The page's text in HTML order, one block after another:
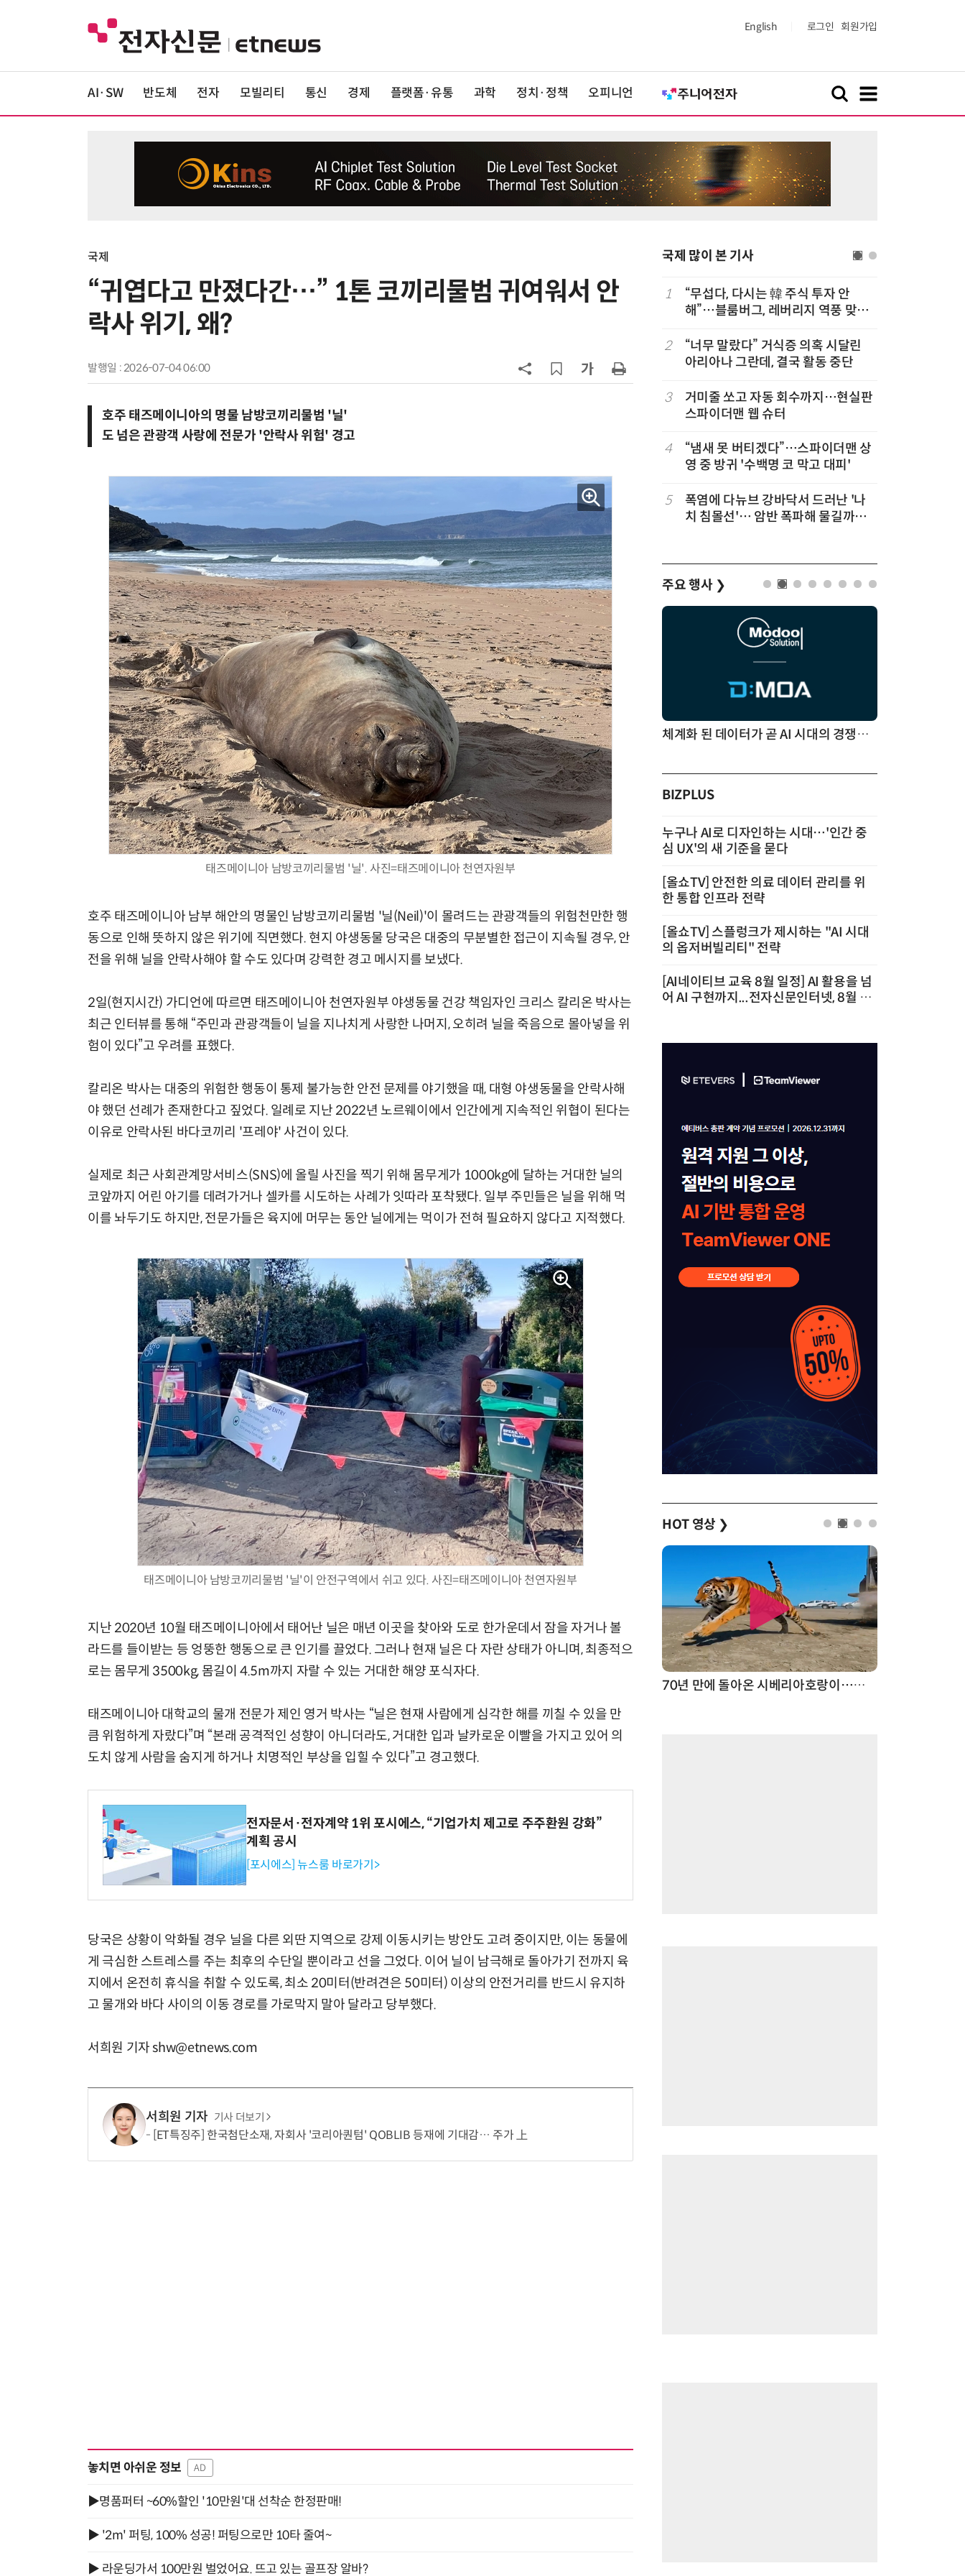
English 로그인 회원가입
AI·SW 반도체 전자 모빌리티 통신 경제 플랫폼·유통 과학 정치·정책 오피니언
국제
“귀엽다고 만졌다간…” 1톤 코끼리물범 귀여워서 안
락사 위기, 왜?
발행일 : 2026-07-04 06:00
호주 태즈메이니아의 명물 남방코끼리물범 '닐'
도 넘은 관광객 사랑에 전문가 '안락사 위험' 경고
태즈메이니아 남방코끼리물범 '닐'. 사진=태즈메이니아 천연자원부
호주 태즈메이니아 남부 해안의 명물인 남방코끼리물범 '닐(Neil)'이 몰려드는 관광객들의 위험천만한 행
동으로 인해 뜻하지 않은 위기에 직면했다. 현지 야생동물 당국은 대중의 무분별한 접근이 지속될 경우, 안
전을 위해 닐을 안락사해야 할 수도 있다며 강력한 경고 메시지를 보냈다.
2일(현지시간) 가디언에 따르면 태즈메이니아 천연자원부 야생동물 건강 책임자인 크리스 칼리온 박사는
최근 인터뷰를 통해 “주민과 관광객들이 닐을 지나치게 사랑한 나머지, 오히려 닐을 죽음으로 몰아넣을 위
험이 있다”고 우려를 표했다.
칼리온 박사는 대중의 위험한 행동이 통제 불가능한 안전 문제를 야기했을 때, 대형 야생동물을 안락사해
야 했던 선례가 존재한다고 짚었다. 일례로 지난 2022년 노르웨이에서 인간에게 지속적인 위협이 된다는
이유로 안락사된 바다코끼리 '프레야' 사건이 있다.
실제로 최근 사회관계망서비스(SNS)에 올릴 사진을 찍기 위해 몸무게가 1000kg에 달하는 거대한 닐의
코앞까지 어린 아기를 데려가거나 셀카를 시도하는 사례가 잇따라 포착됐다. 일부 주민들은 닐을 위해 먹
이를 놔두기도 하지만, 전문가들은 육지에 머무는 동안 닐에게는 먹이가 전혀 필요하지 않다고 지적했다.
태즈메이니아 남방코끼리물범 '닐'이 안전구역에서 쉬고 있다. 사진=태즈메이니아 천연자원부
지난 2020년 10월 태즈메이니아에서 태어난 닐은 매년 이곳을 찾아와 도로 한가운데서 잠을 자거나 볼
라드를 들이받는 등 엉뚱한 행동으로 큰 인기를 끌었다. 그러나 현재 닐은 다 자란 상태가 아니며, 최종적으
로는 몸무게 3500kg, 몸길이 4.5m까지 자랄 수 있는 거대한 해양 포식자다.
태즈메이니아 대학교의 물개 전문가 제인 영거 박사는 “닐은 현재 사람에게 심각한 해를 끼칠 수 있을 만
큼 위험하게 자랐다”며 “본래 공격적인 성향이 아니더라도, 거대한 입과 날카로운 이빨을 가지고 있어 의
도치 않게 사람을 숨지게 하거나 치명적인 부상을 입힐 수 있다”고 경고했다.
전자문서·전자계약 1위 포시에스, “기업가치 제고로 주주환원 강화”
계획 공시
[포시에스] 뉴스룸 바로가기>
당국은 상황이 악화될 경우 닐을 다른 외딴 지역으로 강제 이동시키는 방안도 고려 중이지만, 이는 동물에
게 극심한 스트레스를 주는 최후의 수단일 뿐이라고 선을 그었다. 이어 닐이 남극해로 돌아가기 전까지 육
지에서 온전히 휴식을 취할 수 있도록, 최소 20미터(반려견은 50미터) 이상의 안전거리를 반드시 유지하
고 물개와 바다 사이의 이동 경로를 가로막지 말아 달라고 당부했다.
서희원 기자 shw@etnews.com
서희원 기자 기사 더보기
[ET특징주] 한국첨단소재, 자회사 '코리아퀀텀' QOBLIB 등재에 기대감… 주가 上
놓치면 아쉬운 정보 AD
▶명품퍼터 ~60%할인 '10만원'대 선착순 한정판매!
▶ '2m' 퍼팅, 100% 성공! 퍼팅으로만 10타 줄여~
▶ 라운딩가서 100만원 벌었어요. 뜨고 있는 골프장 알바?
국제 많이 본 기사
6
“시간당 4만원”…휴머노이드가 집
엔비디아, HBM 독주 흔들”
[테크 차이나] DeepSeek V4 Flash
1위… 중국 모델 강세 지속
(OpenRouter 주간 AI 모델 사용량
순위)
1
“무섭다, 다시는 韓 주식 투자 안
해”…블룸버그, 레버리지 역풍 맞은
2
“너무 말랐다” 거식증 의혹 시달린
아리아나 그란데, 결국 활동 중단
3
거미줄 쏘고 자동 회수까지…현실판
스파이더맨 웹 슈터
4
“냄새 못 버티겠다”…스파이더맨 상
영 중 방귀 '수백명 코 막고 대피'
5
폭염에 다뉴브 강바닥서 드러난 '나
치 침몰선'… 암반 폭파해 물길까지
주요 행사 ❯
AI Native Enterprise를 지원하는 AI Ready Data 플랫폼 활용 전략 체계화 된 데이터가 곧 AI 시대의 경쟁력이다
BIZPLUS
누구나 AI로 디자인하는 시대…'인간 중
심 UX'의 새 기준을 묻다
[올쇼TV] 안전한 의료 데이터 관리를 위
한 통합 인프라 전략
[올쇼TV] 스플렁크가 제시하는 "AI 시대
의 옵저버빌리티" 전략
[AI네이티브 교육 8월 일정] AI 활용을 넘
어 AI 구현까지...전자신문인터넷, 8월 실
HOT 영상 ❯
70년 만에 돌아온 시베리아호랑이…카자흐스탄 야생에 풀렸다